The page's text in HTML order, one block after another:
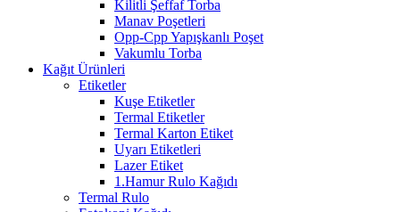
Kilitli Şeffaf Torba
Manav Poşetleri
Opp-Cpp Yapışkanlı Poşet
Vakumlu Torba
Kağıt Ürünleri
Etiketler
Kuşe Etiketler
Termal Etiketler
Termal Karton Etiket
Uyarı Etiketleri
Lazer Etiket
1.Hamur Rulo Kağıdı
Termal Rulo